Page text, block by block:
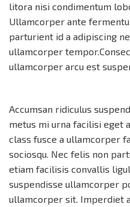
litora nisi condimentum
Ullamcorper ante
parturient id a adipiscing
ullamcorper
ullamcorper arcu est
Accumsan ridiculus
metus mi urna facilisi eget
class fusce a ullamcorper
sociosqu. Nec felis non
etiam facilisis convallis
suspendisse ullamcorper
ullamcorper sit. Imperdiet